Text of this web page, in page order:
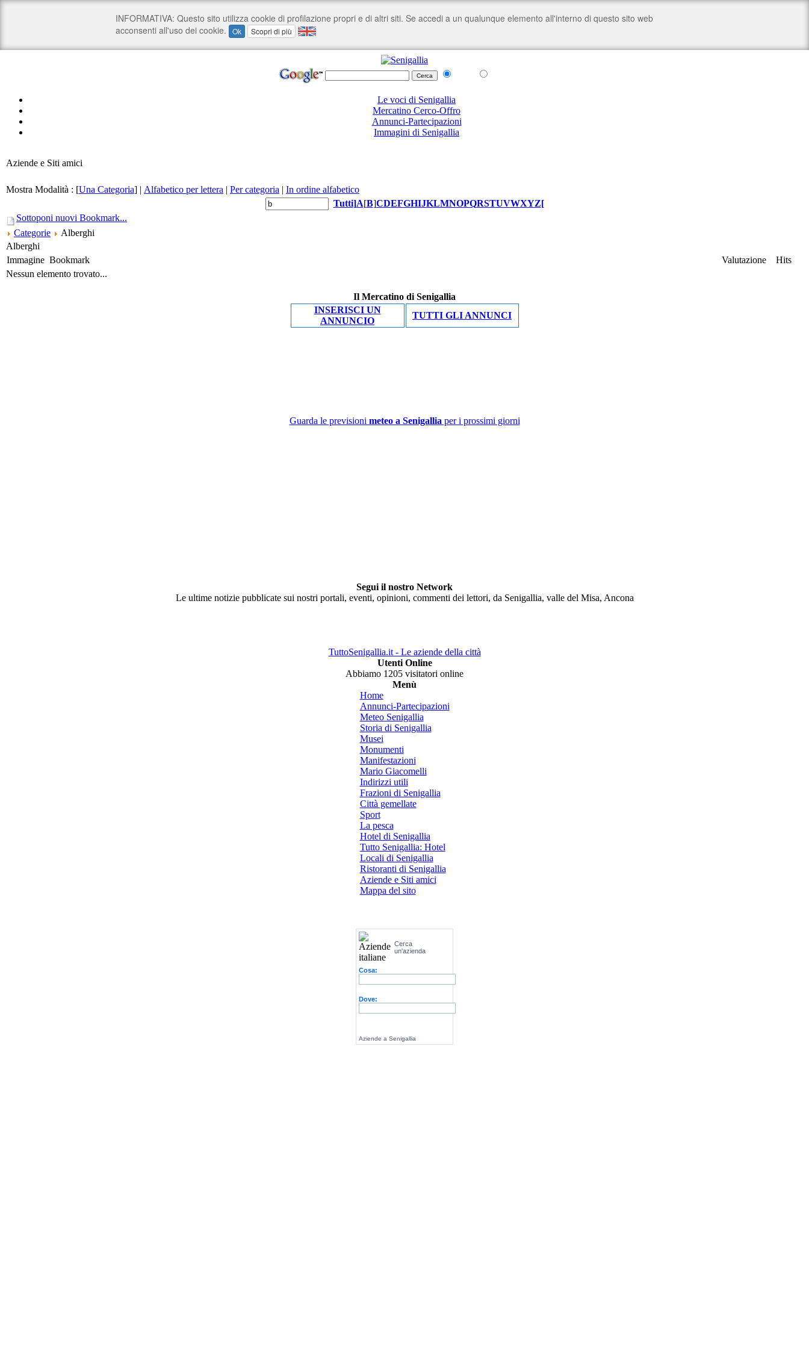
Le voci di Senigallia
Mercatino Cerco-Offro
Annunci-Partecipazioni
Immagini di Senigallia
Aziende e Siti amici
Mostra Modalità : [Una Categoria] | Alfabetico per lettera | Per categoria | In ordine alfabetico
Tutti]A[B]CDEFGHIJKLMNOPQRSTUVWXYZ[
Sottoponi nuovi Bookmark...
Categorie
Alberghi
Alberghi
Immagine Bookmark Valutazione
Hits
Nessun elemento trovato...
Il Mercatino di Senigallia
INSERISCI UN
ANNUNCIO
TUTTI GLI ANNUNCI
Guarda le previsioni meteo a Senigallia per i prossimi giorni
Segui il nostro Network
Le ultime notizie pubblicate sui nostri portali, eventi, opinioni, commenti dei lettori, da Senigallia, valle del Misa, Ancona
TuttoSenigallia.it - Le aziende della città
Utenti Online
Abbiamo 1205 visitatori online
Menù
Home
Annunci-Partecipazioni
Meteo Senigallia
Storia di Senigallia
Musei
Monumenti
Manifestazioni
Mario Giacomelli
Indirizzi utili
Frazioni di Senigallia
Città gemellate
Sport
La pesca
Hotel di Senigallia
Tutto Senigallia: Hotel
Locali di Senigallia
Ristoranti di Senigallia
Aziende e Siti amici
Mappa del sito
Cerca
un'azienda
Cosa:
Dove:
Aziende a Senigallia